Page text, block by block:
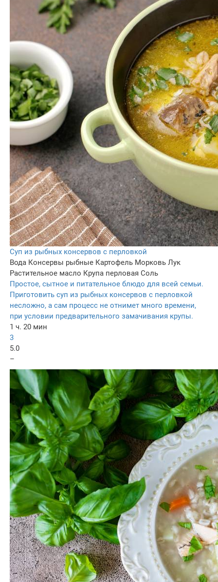
Суп из рыбных консервов с перловкой
Вода Консервы рыбные Картофель Морковь Лук
Растительное масло Крупа перловая Соль
Простое, сытное и питательное блюдо для всей семьи.
Приготовить суп из рыбных консервов с перловкой
несложно, а сам процесс не отнимет много времени,
при условии предварительного замачивания крупы.
1 ч. 20 мин
3
5.0
–